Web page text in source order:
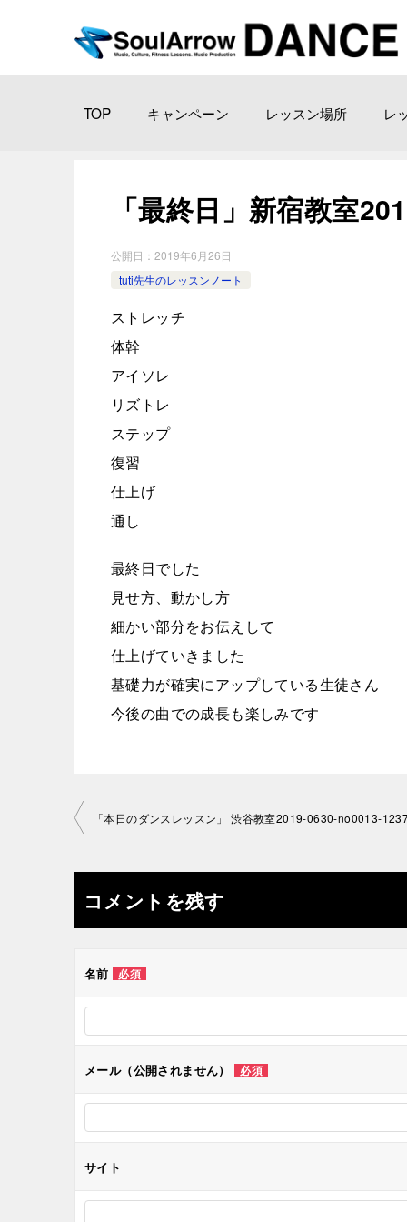
TOP キャンペーン レッスン場所 レ
「最終日」新宿教室
公開日： 2019年6月26日
tuti先生のレッスンノート
ストレッチ
体幹
アイソレ
リズトレ
ステップ
復習
仕上げ
通し
最終日でした
見せ方、動かし方
細かい部分をお伝えして
仕上げていきました
基礎力が確実にアップしている生徒さん
今後の曲での成長も楽しみです
投
ナ
ビ
ゲ
ー
ン
「本日のダンスレッスン」 渋谷教室2019-0630-no0013-
コメントを残す
名前 必須
メール（公開されません） 必須
サイト